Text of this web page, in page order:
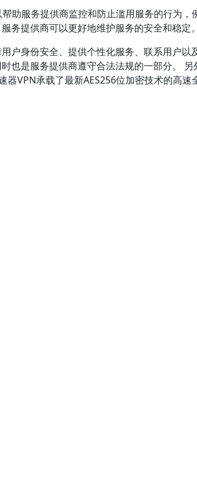
助服务提供商监控和防止滥用服务的行为，
务提供商可以更好地维护服务的安全和稳定。
户身份安全、提供个性化服务、联系用户以
也是服务提供商遵守合法法规的一部分。
VPN承载了最新AES256位加密技术的高速